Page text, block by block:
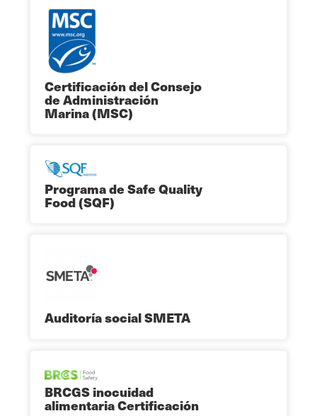
Certificación del Consejo
de Administración
Marina (MSC)
Programa de Safe Quality
Food (SQF)
Auditoría social SMETA
BRCGS inocuidad
alimentaria Certificación